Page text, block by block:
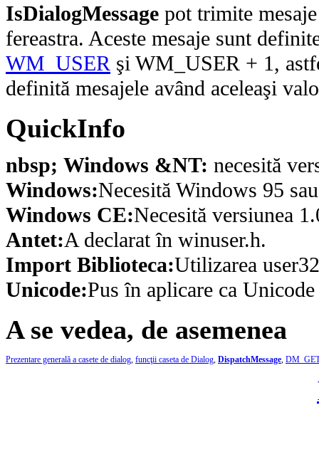
IsDialogMessage pot trimite
fereastra. Aceste mesaje sunt
WM_USER şi WM_USER + 1,
definită mesajele având aceleaşi
QuickInfo
nbsp; Windows &NT: necesită
Windows:Necesită Windows 95
Windows CE:Necesită versiunea
Antet:A declarat în winuser.h.
Import Biblioteca:Utilizarea
Unicode:Pus în aplicare ca
A se vedea, de asemenea
Prezentare generală a casete de dialog, funcţii caseta de Dialog, DispatchMessage,